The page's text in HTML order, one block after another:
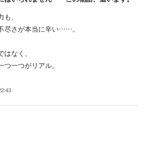
、
尽さが本当に辛い……。
なく、
一つがリアル。